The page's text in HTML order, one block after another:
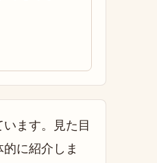
ます。見た目
に紹介しま